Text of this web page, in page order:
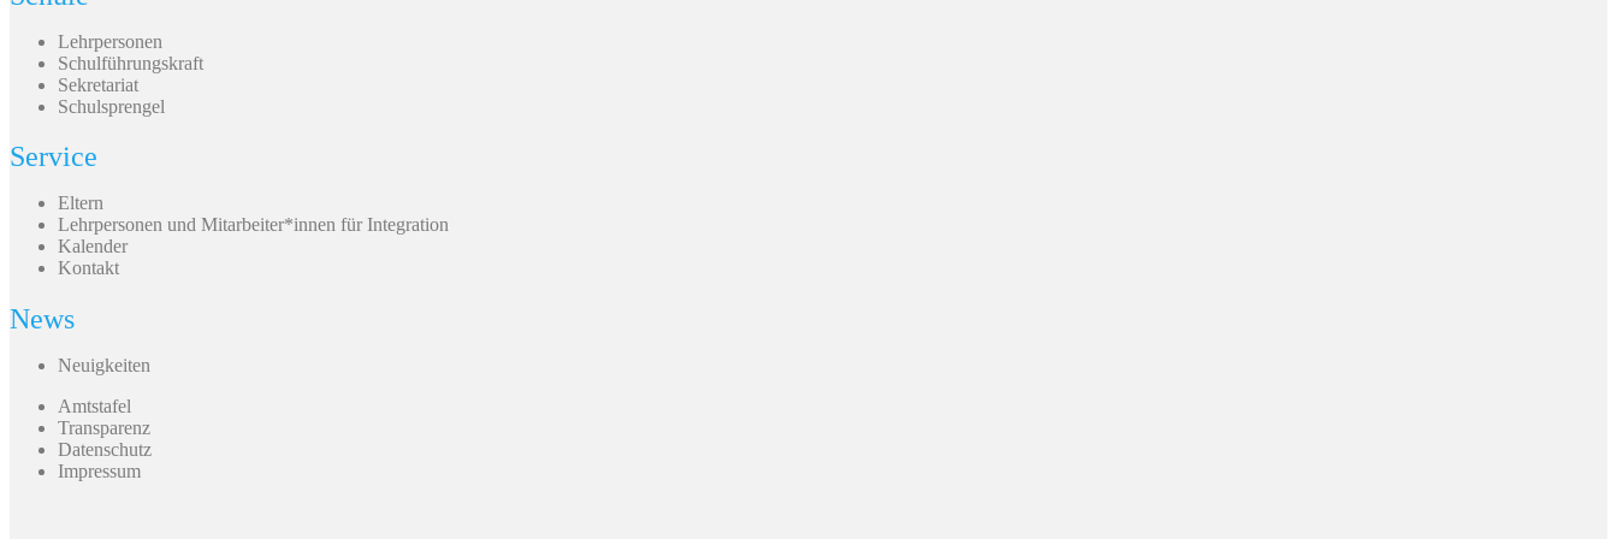
Lehrpersonen
Schulführungskraft
Sekretariat
Schulsprengel
Service
Eltern
Lehrpersonen und Mitarbeiter*innen für Integration
Kalender
Kontakt
News
Neuigkeiten
Amtstafel
Transparenz
Datenschutz
Impressum